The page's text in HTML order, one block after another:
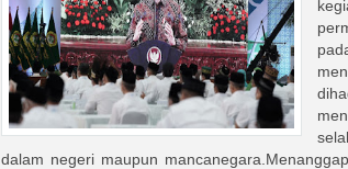
dalam negeri maupun